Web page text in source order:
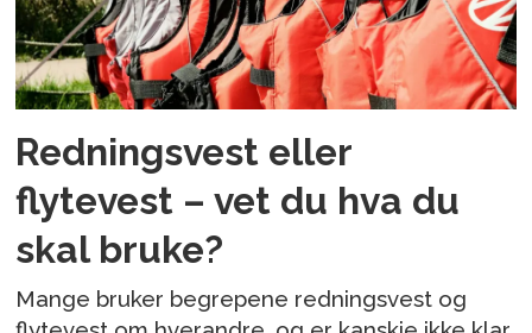
Redningsvest eller
flytevest – vet du hva du
skal bruke?
Mange bruker begrepene redningsvest og